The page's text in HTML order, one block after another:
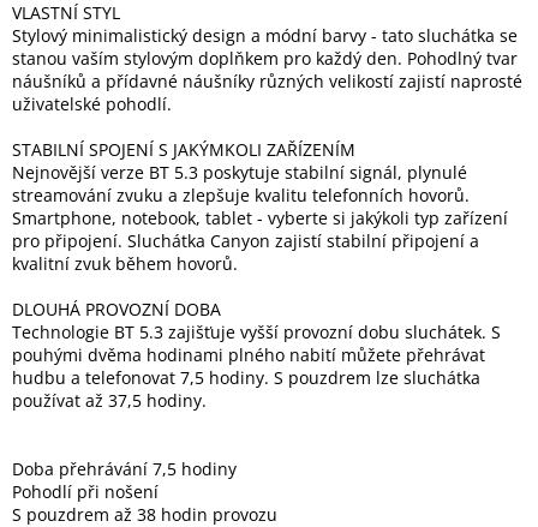
VLASTNÍ STYL
Stylový minimalistický design a módní barvy - tato sluchátka se
stanou vaším stylovým doplňkem pro každý den. Pohodlný tvar
náušníků a přídavné náušníky různých velikostí zajistí naprosté
uživatelské pohodlí.
STABILNÍ SPOJENÍ S JAKÝMKOLI ZAŘÍZENÍM
Nejnovější verze BT 5.3 poskytuje stabilní signál, plynulé
streamování zvuku a zlepšuje kvalitu telefonních hovorů.
Smartphone, notebook, tablet - vyberte si jakýkoli typ zařízení
pro připojení. Sluchátka Canyon zajistí stabilní připojení a
kvalitní zvuk během hovorů.
DLOUHÁ PROVOZNÍ DOBA
Technologie BT 5.3 zajišťuje vyšší provozní dobu sluchátek. S
pouhými dvěma hodinami plného nabití můžete přehrávat
hudbu a telefonovat 7,5 hodiny. S pouzdrem lze sluchátka
používat až 37,5 hodiny.
Doba přehrávání 7,5 hodiny
Pohodlí při nošení
S pouzdrem až 38 hodin provozu